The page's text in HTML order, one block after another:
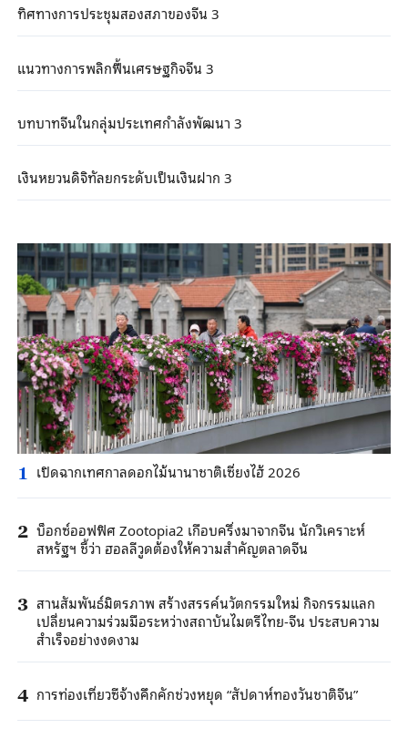
ทิศทางการประชุมสองสภาของจีน 3
แนวทางการพลิกฟื้นเศรษฐกิจจีน 3
บทบาทจีนในกลุ่มประเทศกำลังพัฒนา 3
เงินหยวนดิจิทัลยกระดับเป็นเงินฝาก 3
1 เปิดฉากเทศกาลดอกไม้นานาชาติเซี่ยงไฮ้ 2026
2 บ็อกซ์ออฟฟิศ Zootopia2 เกือบครึ่งมาจากจีน นักวิเคราะห์
สหรัฐฯ ชี้ว่า ฮอลลีวูดต้องให้ความสำคัญตลาดจีน
3 สานสัมพันธ์มิตรภาพ สร้างสรรค์นวัตกรรมใหม่ กิจกรรมแลก
เปลี่ยนความร่วมมือระหว่างสถาบันไมตรีไทย-จีน ประสบความ
สำเร็จอย่างงดงาม
4 การท่องเที่ยวซีจ้างคึกคักช่วงหยุด “สัปดาห์ทองวันชาติจีน”